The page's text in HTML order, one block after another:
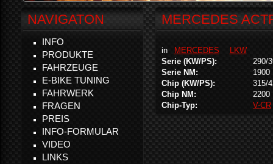
MERCEDES
in MERCEDES
LKW
Serie (KW/PS):
290/
Serie NM:
1900
Chip (KW/PS):
315/
Chip NM:
2200
Chip-Typ:
V-CR
NAVIGATON
INFO
PRODUKTE
FAHRZEUGE
E-BIKE TUNING
FAHRWERK
FRAGEN
PREIS
INFO-FORMULAR
VIDEO
LINKS